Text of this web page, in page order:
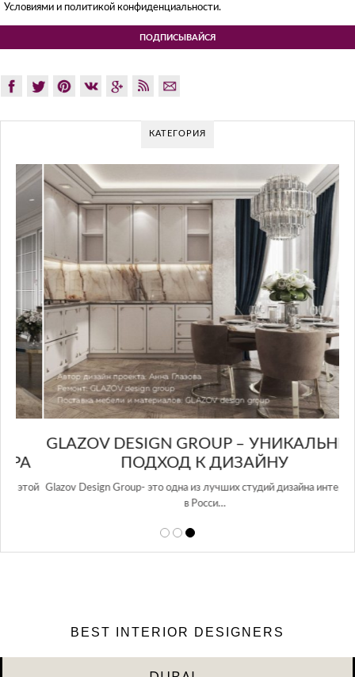
Условиями и политикой конфиденциальности.
КАТЕГОРИЯ
GLAZOV DESIGN GROUP – УНИКАЛЬНЫЙ
ПОДХОД К ДИЗАЙНУ
Glazov Design Group- это одна из лучших студий дизайна интерьера
в Росси…
BEST INTERIOR DESIGNERS